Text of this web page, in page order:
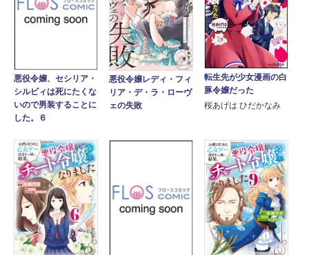
悪役令嬢、セシリア・
シルビィは死にたくな
いので男装することに
した。６
悪役令嬢レディ・フィ
リア・デ・ラ・ローヴ
ェの失敗
転生先が少女漫画の白
豚令嬢だった
桜あげは ひだかなみ